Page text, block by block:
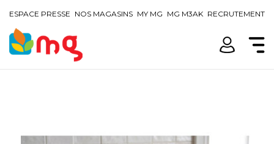
ESPACE PRESSE NOS MAGASINS MY MG MG M3AK RECRUTEMENT